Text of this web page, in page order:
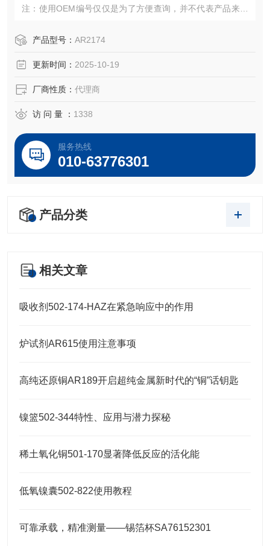
注：使用OEM编号仅仅是为了方便查询，并不代表产品来自
于所对应仪器。
产品型号： AR2174
更新时间： 2025-10-19
厂商性质： 代理商
访 问 量 ： 1338
服务热线
010-63776301
产品分类
相关文章
吸收剂502-174-HAZ在紧急响应中的作用
炉试剂AR615使用注意事项
高纯还原铜AR189开启超纯金属新时代的“铜”话钥匙
镍篮502-344特性、应用与潜力探秘
稀土氧化铜501-170显著降低反应的活化能
低氧镍囊502-822使用教程
可靠承载，精准测量——锡箔杯SA76152301